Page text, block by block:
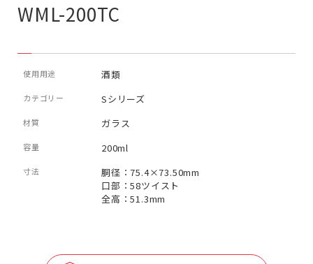
WML-200TC
使用用途 酒類
カテゴリー Sシリーズ
材質 ガラス
容量 200ml
寸法
胴径：75.4×73.50mm
口部：58ツイスト
全高：51.3mm